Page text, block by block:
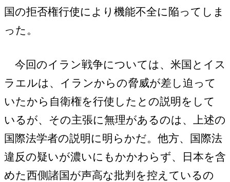
国の拒否権行使により機能不全に陥ってしま
った。
今回のイラン戦争については、米国とイス
ラエルは、イランからの脅威が差し迫って
いたから自衛権を行使したとの説明をして
いるが、その主張に無理があるのは、上述の
国際法学者の説明に明らかだ。他方、国際法
違反の疑いが濃いにもかかわらず、日本を含
めた西側諸国が声高な批判を控えているの